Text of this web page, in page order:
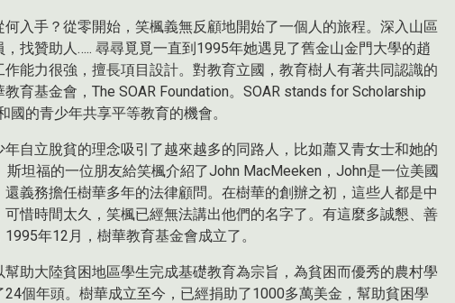
入手？從零開始，笑楓義無反顧地開始了一個人的旅程。深入山區
找贊助人….. 尋尋覓覓一直到1995年她遇見了舊金山金門大學的趙
能力很強，擅長項目設計。對教育立國，教育樹人有著共同認識的
育基金會，The SOAR Foundation。SOAR stands for Scholarship
的青少年共享平等教育的機會。
自立脫貧的理念吸引了越來越多的同路人，比如蕭又青女士和她的
坦福的一位朋友給笑楓介紹了John MacMeeken，John是一位美國
義務擔任樹華多年的法律顧問。在樹華的創辦之初，這些人都是中
惜時間太久，笑楓已經無法講出他們的名字了。有這麼多誠懇、善
年12月，樹華教育基金會成立了。
助大陸貧困地區學生完成基礎教育為宗旨，為貧困而優秀的農村學
個年頭。樹華成立至今，已經捐助了1000多萬美金，幫助貧困學